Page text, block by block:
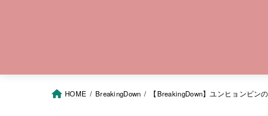
HOME BreakingDown 【BreakingDown】ユンヒョンビ